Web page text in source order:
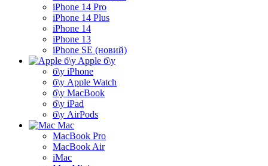
iPhone 14 Pro
iPhone 14 Plus
iPhone 14
iPhone 13
iPhone SE (новий)
Apple б\у
б\у iPhone
б\у Apple Watch
б\у MacBook
б\у iPad
б\у AirPods
Mac
MacBook Pro
MacBook Air
iMac